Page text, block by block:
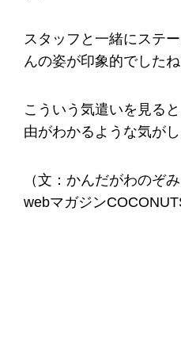
スタッフと一緒にステ
んの姿が印象的でしたね
こういう気遣いを見る
由がわかるような気がし
（文：かんだがわのぞ
webマガジン